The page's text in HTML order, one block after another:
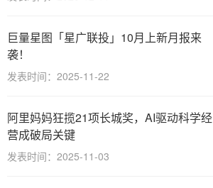
巨量星图「星广联投」10月上新月报来
袭！
发表时间：2025-11-22
阿里妈妈狂揽21项长城奖，AI驱动科学经
营成破局关键
发表时间：2025-11-03